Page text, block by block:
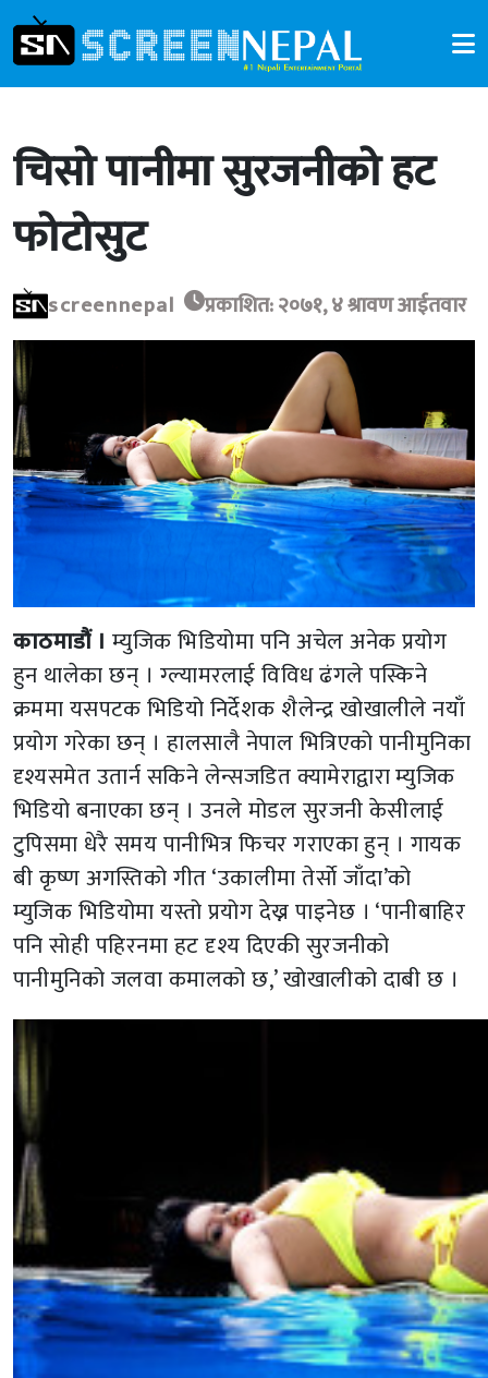
चिसो पानीमा सुरजनीको हट
फोटोसुट
screennepal प्रकाशित: २०७१, ४ श्रावण आईतवार
काठमाडौं । म्युजिक भिडियोमा पनि अचेल अनेक प्रयोग
हुन थालेका छन् । ग्ल्यामरलाई विविध ढंगले पस्किने
क्रममा यसपटक भिडियो निर्देशक शैलेन्द्र खोखालीले नयाँ
प्रयोग गरेका छन् । हालसालै नेपाल भित्रिएको पानीमुनिका
दृश्यसमेत उतार्न सकिने लेन्सजडित क्यामेराद्वारा म्युजिक
भिडियो बनाएका छन् । उनले मोडल सुरजनी केसीलाई
टुपिसमा धेरै समय पानीभित्र फिचर गराएका हुन् । गायक
बी कृष्ण अगस्तिको गीत ‘उकालीमा तेर्साे जाँदा’को
म्युजिक भिडियोमा यस्तो प्रयोग देख्न पाइनेछ । ‘पानीबाहिर
पनि सोही पहिरनमा हट दृश्य दिएकी सुरजनीको
पानीमुनिको जलवा कमालको छ,’ खोखालीको दाबी छ ।